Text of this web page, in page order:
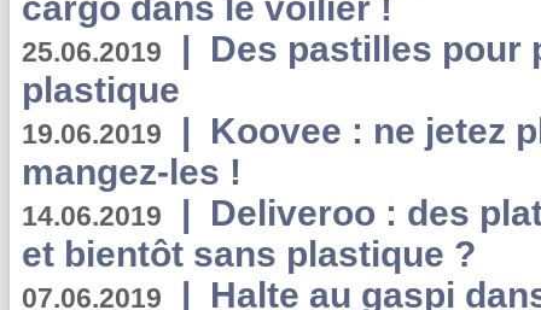
25.06.2019 | Des pastilles pour
plastique
19.06.2019 | Koovee : ne jetez
mangez-les !
14.06.2019 | Deliveroo : des
et bientôt sans plastique ?
07.06.2019 | Halte au gaspi